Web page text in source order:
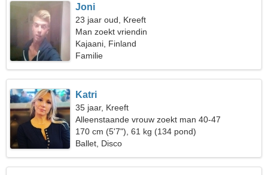
Joni
23 jaar oud, Kreeft
Man zoekt vriendin
Kajaani, Finland
Familie
Katri
35 jaar, Kreeft
Alleenstaande vrouw zoekt man 40-47
170 cm (5'7"), 61 kg (134 pond)
Ballet, Disco